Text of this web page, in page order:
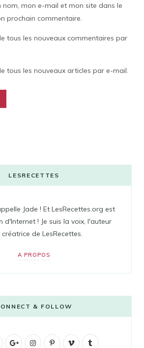
nom, mon e-mail et mon site dans le
prochain commentaire.
tous les nouveaux commentaires par
tous les nouveaux articles par e-mail.
LESRECETTES
Jade ! Et LesRecettes.org est
d'Internet ! Je suis la voix, l'auteur
de LesRecettes.
A PROPOS
& FOLLOW
G
I
P
V